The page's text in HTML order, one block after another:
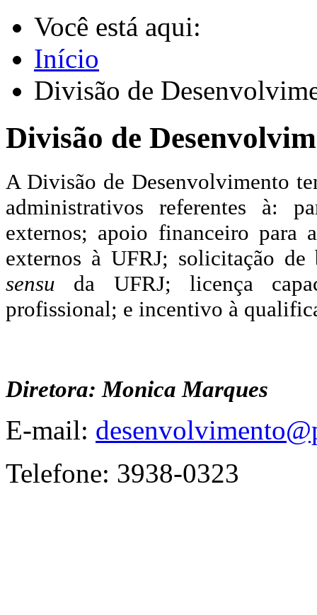
Você está aqui:
Início
Divisão de
Divisão de
A Divisão de Desenvolvimento
administrativos referentes à:
externos; apoio financeiro para
externos à UFRJ; solicitação
sensu da UFRJ; licença
profissional; e incentivo à
Diretora: Monica Marques
E-mail:
Telefone: 3938-0323